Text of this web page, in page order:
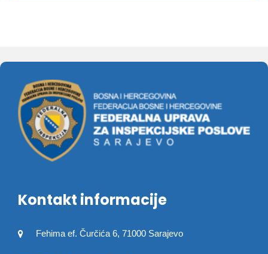
Kontakt informacije
Fehima ef. Čurčića 6, 71000 Sarajevo